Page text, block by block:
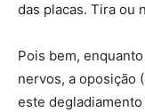
das placas. Tira ou
Pois bem,
nervos, a oposição
este